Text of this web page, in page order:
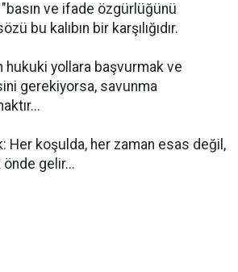
"basın ve ifade özgürlüğünü
bu kalıbın bir karşılığıdır.
hukuki yollara başvurmak ve
gerekiyorsa, savunma
Her koşulda, her zaman esas değil,
gelir...